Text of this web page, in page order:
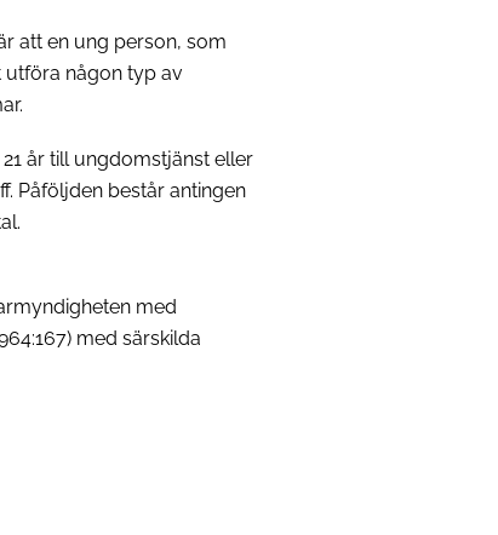
att en ung person, som
utföra någon typ av
år till ungdomstjänst eller
Påföljden består antingen
med
med särskilda